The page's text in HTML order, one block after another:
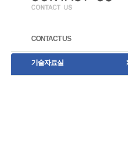
CONTACT US
기술자료실